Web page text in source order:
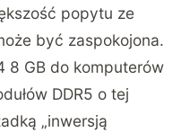
popytu ze
być zaspokojona.
8 GB do komputerów
DDR5 o tej
„inwersją